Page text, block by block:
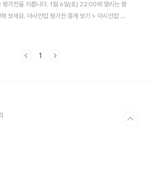
평가전을 치릅니다. 1월 6일(토) 22:00에 열리는 평
보세요. 아시안컵 평가전 중계 보기 > 아시안컵 평
이라크의 아시안컵 평가전이 뉴욕유니버스시티 아
과 쿠팡플레이에서 시청할 수 있습니다. 경기 일정 : 1
1